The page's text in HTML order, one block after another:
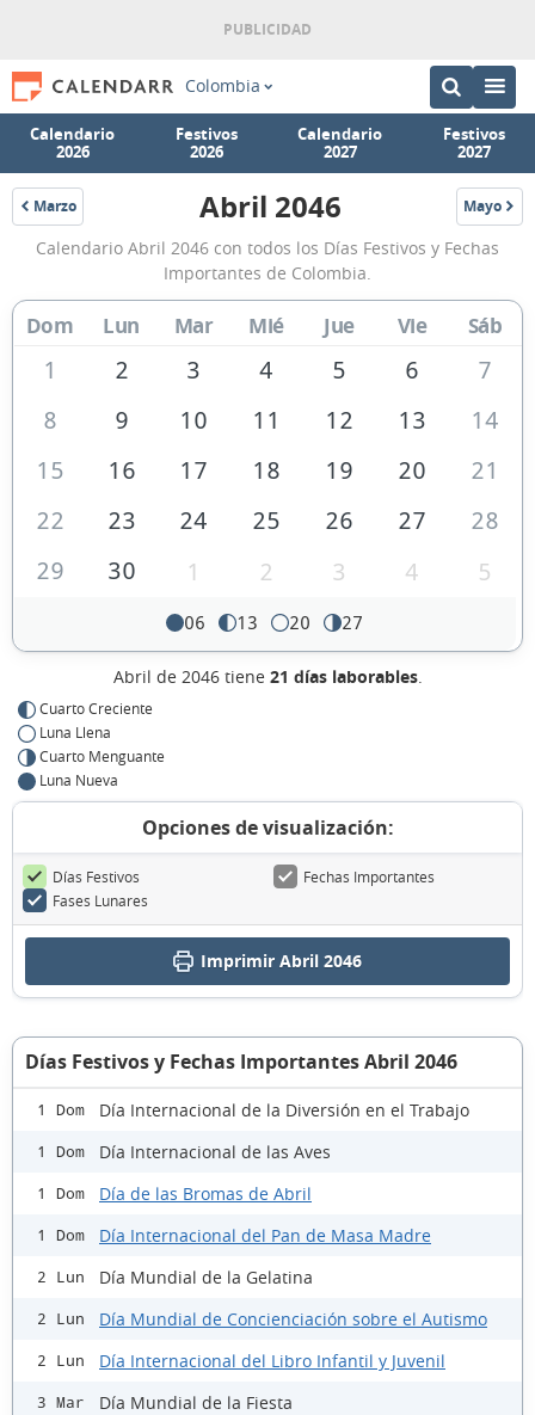
Colombia
Calendario
2026
Festivos
2026
Calendario
2027
Festivos
2027
Marzo
2046
Calendario
Abril
2046
de
Colombia
Abril 2046 Mayo
2046
Calendario Abril 2046 con todos los Días Festivos y Fechas
Importantes de Colombia.
Dom Lun Mar Mié Jue Vie Sáb
1 2 3 4 5 6
7
8
9 10 11 12 13
14
15
16 17 18 19 20
21
22
23 24 25 26 27
28
29
30 1 2 3 4 5
06 13 20 27
Abril de 2046 tiene 21 días laborables.
Cuarto Creciente
Luna Llena
Cuarto Menguante
Luna Nueva
Opciones de visualización:
Días Festivos
Fechas Importantes
Fases Lunares
Imprimir Abril 2046
Días Festivos y Fechas Importantes Abril 2046
1 Dom Día Internacional de la Diversión en el Trabajo
1 Dom Día Internacional de las Aves
1 Dom Día de las Bromas de Abril
1 Dom Día Internacional del Pan de Masa Madre
2 Lun Día Mundial de la Gelatina
2 Lun Día Mundial de Concienciación sobre el Autismo
2 Lun Día Internacional del Libro Infantil y Juvenil
3 Mar Día Mundial de la Fiesta